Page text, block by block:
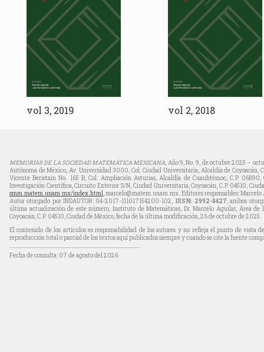
vol 3, 2019 vol 2, 2018
MEMORIAS DE LA SOCIEDAD MATEMÁTICA MEXICANA, Año 9, No. 9, de octubre 2025 –
Autónoma de México, Av. Universidad 3000, Col. Ciudad Universitaria, Alcaldía de Coyoacán,
Vicente Beristain No. 165 B, Col. Ampliación Asturias, Alcaldía de Cuauhtémoc, C.P.
Investigación Científica, Circuito Exterior S/N, Ciudad Universitaria, Coyoacán, C.P. 04510,
smm.matem.unam.mx/index.html, marcelo@matem.unam.mx. Editores responsables:
Autor otorgado por INDAUTOR: 04-2017-111017154200-102, ISSN: 2992-8427, ambos
última actualización de este número, Instituto de Matemáticas, Dr. Marcelo Aguilar, Área
Coyoacán, C.P. 04510, Ciudad de México, fecha de la última modificación, 26 de octubre de 2025.
El contenido de los artículos es responsabilidad de los autores y no refleja el punto de vista
reproducción total o parcial de los textos aquí publicados siempre y cuando se cite la fuente
Fecha de consulta: 07 de agosto del 2026